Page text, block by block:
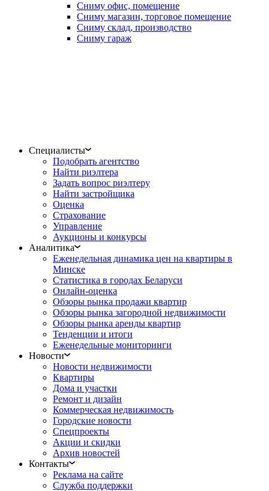
Сниму офис, помещение
Сниму магазин, торговое помещение
Сниму склад, производство
Сниму гараж
Специалисты
Подобрать агентство
Найти риэлтера
Задать вопрос риэлтеру
Найти застройщика
Оценка
Страхование
Управление
Аукционы и конкурсы
Аналитика
Еженедельная динамика цен на квартиры в
Минске
Статистика в городах Беларуси
Онлайн-оценка
Обзоры рынка продажи квартир
Обзоры рынка загородной недвижимости
Обзоры рынка аренды квартир
Тенденции и итоги
Еженедельные мониторинги
Новости
Новости недвижимости
Квартиры
Дома и участки
Ремонт и дизайн
Коммерческая недвижимость
Городские новости
Спецпроекты
Акции и скидки
Архив новостей
Контакты
Реклама на сайте
Служба поддержки